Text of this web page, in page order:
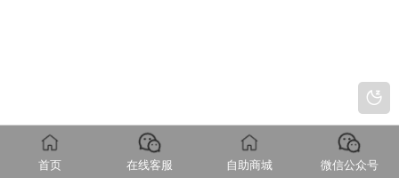
首页 在线客服 自助商城 微信公众号